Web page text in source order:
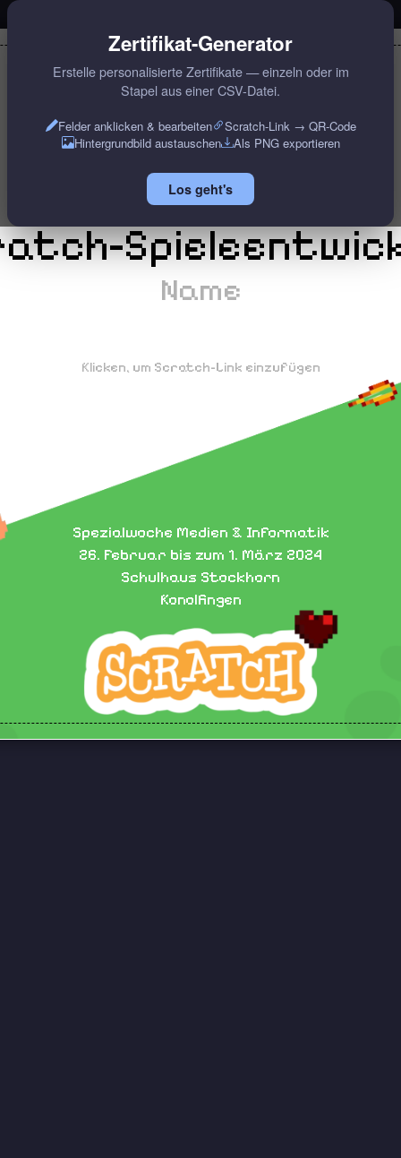
Zertifikat-Generator
Erstelle personalisierte Zertifikate — einzeln oder im
Stapel aus einer CSV-Datei.
Felder anklicken & bearbeiten
Scratch-Link → QR-Code
Hintergrundbild austauschen
Als PNG exportieren
Los geht's
Zertifikat
Spezialwoche Medien & Informatik
26. Februar bis zum 1. März 2024
Schulhaus Stockhorn
Konolfingen